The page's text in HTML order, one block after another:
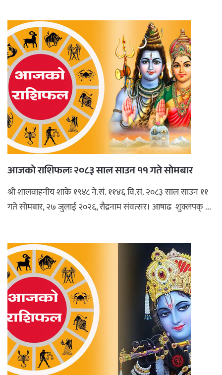
आजको राशिफलः २०८३ साल साउन ११ गते सोमबार
श्री शालवाहनीय शाके १९४८ ने.सं. ११४६ वि.सं. २०८३ साल साउन ११
गते सोमबार, २७ जुलाई २०२६, रौद्रनाम संवत्सर। आषाढ शुक्लपक् ...